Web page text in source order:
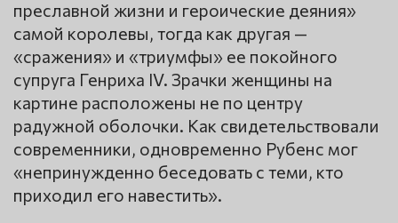
преславной жизни и героические деяния»
самой королевы, тогда как другая —
«сражения» и «триумфы» ее покойного
супруга Генриха IV. Зрачки женщины на
картине расположены не по центру
радужной оболочки. Как свидетельствовали
современники, одновременно Рубенс мог
«непринужденно беседовать с теми, кто
приходил его навестить».